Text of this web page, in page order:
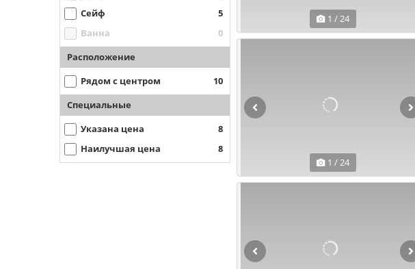
Сейф
5
Ванна
0
Расположение
Рядом с центром 10
Специальные
Указана цена
8
Наилучшая цена
8
1 / 24
1 / 24